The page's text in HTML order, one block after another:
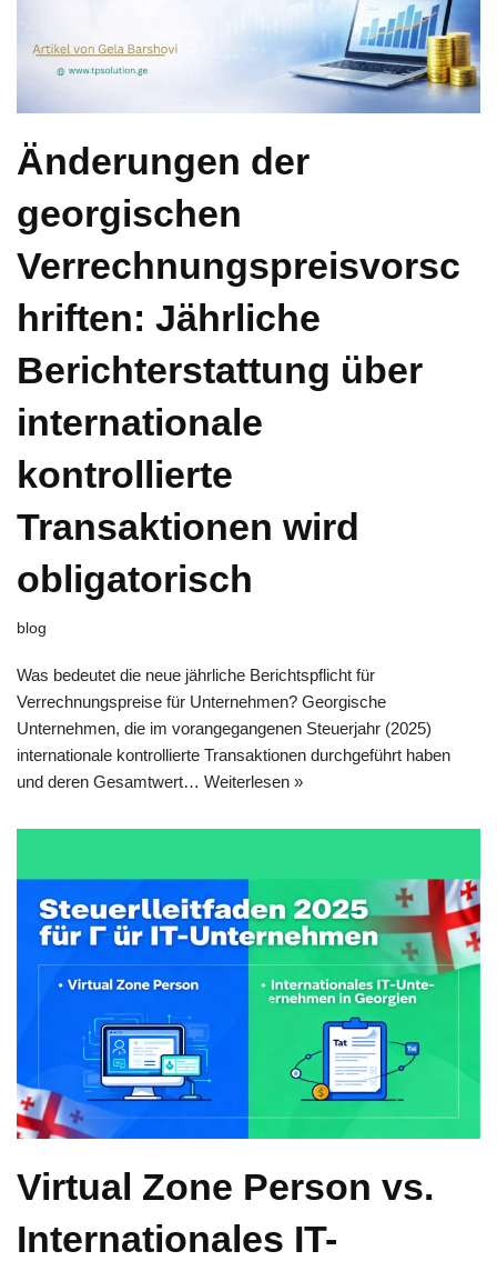
Änderungen der
georgischen
Verrechnungspreisvorsc
hriften: Jährliche
Berichterstattung über
internationale
kontrollierte
Transaktionen wird
obligatorisch
blog
Was bedeutet die neue jährliche Berichtspflicht für
Verrechnungspreise für Unternehmen? Georgische
Unternehmen, die im vorangegangenen Steuerjahr (2025)
internationale kontrollierte Transaktionen durchgeführt haben
und deren Gesamtwert… Weiterlesen »
Virtual Zone Person vs.
Internationales IT-